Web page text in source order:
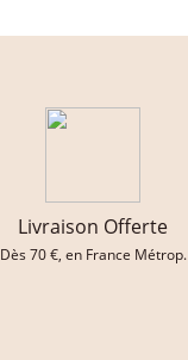
Livraison Offerte
Dès 70 €, en France Métrop.